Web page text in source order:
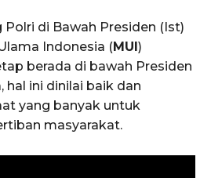
di Bawah Presiden (Ist)
Indonesia (MUI )
berada di bawah Presiden
hal ini dinilai baik dan
yang banyak untuk
masyarakat.